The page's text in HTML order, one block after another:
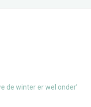
de winter er wel onder’